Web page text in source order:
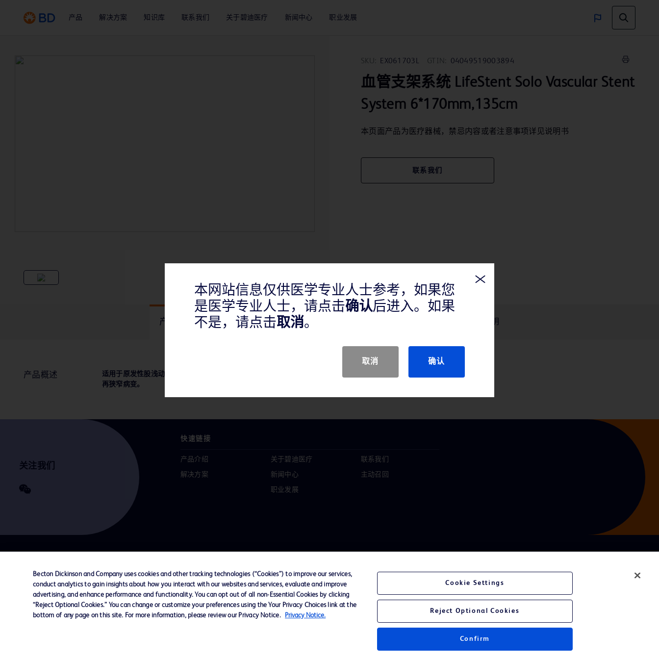
产品 解决方案 知识库 联系我们 关于碧迪医疗 新闻中心 职业发展
SKU: EX061703L GTIN: 04049519003894
血管支架系统 LifeStent Solo Vascular Stent
System 6*170mm,135cm
本页面产品为医疗器械，禁忌内容或者注意事项详见说明书
联系我们
产品概述 产品说明
产品概述
适用于原发性股浅动脉(SFA)和近腘动脉增加腔内直径，治疗新发病变或
再狭窄病变。
关注我们
快速链接
产品介绍
解决方案
关于碧迪医疗
新闻中心
职业发展
联系我们
主动召回
联系我们 Cookie 政策 隐私政策 使用条款
© 2026 BD. All rights reserved. BD and the BD Logo
are trademarks of Becton, Dickinson and Company. All
本网站信息仅供医学专业人士参考，如果您
是医学专业人士，请点击确认后进入。如果
不是，请点击取消。
取消 确认
Becton Dickinson and Company uses cookies and other tracking technologies (“Cookies”) to improve our services,
conduct analytics to gain insights about how you interact with our websites and services, evaluate and improve
advertising, and enhance performance and functionality. You can opt out of all non-Essential Cookies by clicking
“Reject Optional Cookies.” You can change or customize your preferences using the Your Privacy Choices link at the
bottom of any page on this site. For more information, please review our Privacy Notice.
Privacy Notice.
Cookie Settings
Reject Optional Cookies
Confirm